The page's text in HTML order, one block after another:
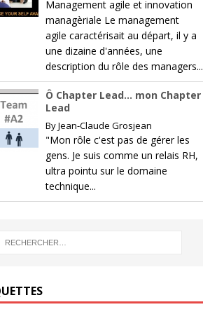
Management agile et innovation
managèriale Le management
agile caractérisait au départ, il y a
une dizaine d'années, une
description du rôle des managers...
Ô Chapter Lead… mon Chapter
Lead
ByJean-Claude Grosjean
"Mon rôle c'est pas de gérer les
gens. Je suis comme un relais RH,
ultra pointu sur le domaine
technique...